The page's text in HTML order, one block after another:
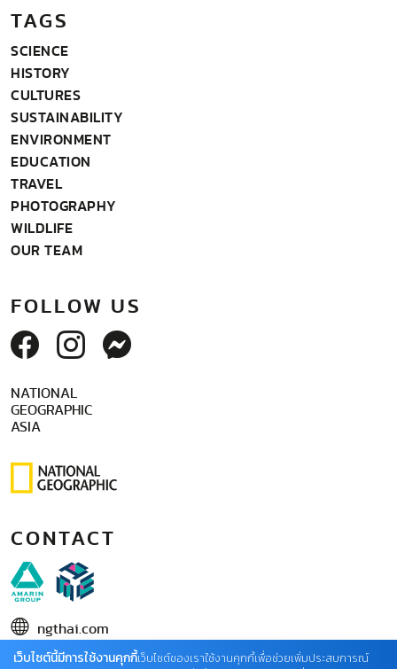
TAGS
SCIENCE
HISTORY
CULTURES
SUSTAINABILITY
ENVIRONMENT
EDUCATION
TRAVEL
PHOTOGRAPHY
WILDLIFE
OUR TEAM
FOLLOW US
NATIONAL
GEOGRAPHIC
ASIA
CONTACT
ngthai.com
บริษัท เอเอ็มอี อิมเมจิเนทีฟ จำกัด
เว็บไซต์นี้มีการใช้งานคุกกี้เว็บไซต์ของเราใช้งานคุกกี้เพื่อช่วยเพิ่มประสบการณ์